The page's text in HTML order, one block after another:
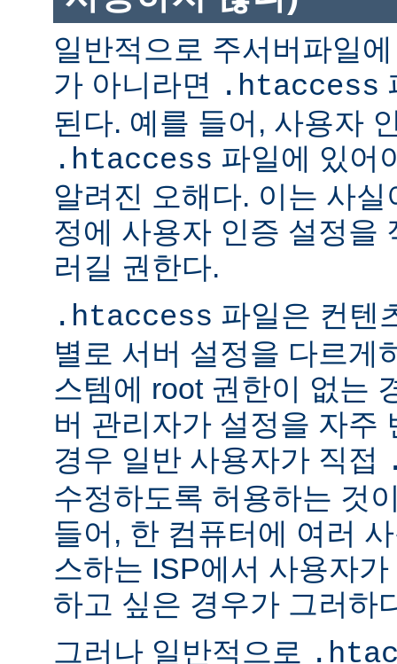
일반적으로 주서버파일
가 아니라면 .htaccess
된다. 예를 들어, 사용자
.htaccess 파일에 있어
알려진 오해다. 이는 사
정에 사용자 인증 설정을
러길 권한다.
.htaccess 파일은 컨텐
별로 서버 설정을 다르게
스템에 root 권한이 없는
버 관리자가 설정을 자주
경우 일반 사용자가 직접
수정하도록 허용하는 것
들어, 한 컴퓨터에 여러
스하는 ISP에서 사용자
하고 싶은 경우가 그러하
그러나 일반적으로